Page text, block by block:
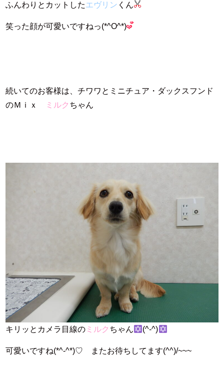
ふんわりとカットしたエヴリン くん
笑った顔が可愛いですねっ(*^O^*)
続いてのお客様は、チワワとミニチュア・ダックスフンド
のＭｉｘ
ミルク ちゃん
キリッとカメラ目線の ミルク ちゃん (^-^)
可愛いですね(*^-^*)♡ またお待ちしてます(^^)/~~~